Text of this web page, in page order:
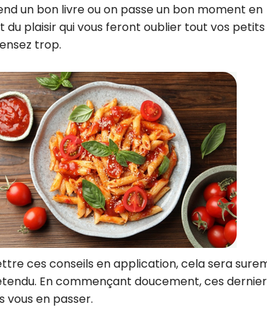
un bon livre ou on passe un bon moment en
plaisir qui vous feront oublier tout vos petits
trop.
ces conseils en application, cela sera
En commençant doucement, ces
vous en passer.